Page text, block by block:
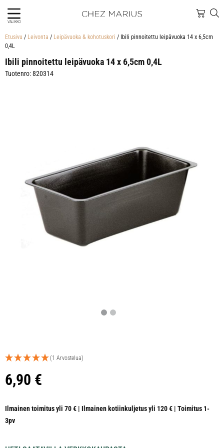
VALIKKO
Etusivu / Leivonta / Leipävuoka & kohotuskori / Ibili pinnoitettu leipävuoka 14 x 6,5cm
0,4L
Ibili pinnoitettu leipävuoka 14 x 6,5cm 0,4L
Tuotenro: 820314
(1 Arvostelua)
6,90 €
Ilmainen toimitus yli 70 € | Ilmainen kotiinkuljetus yli 120 € | Toimitus 1-
3pv